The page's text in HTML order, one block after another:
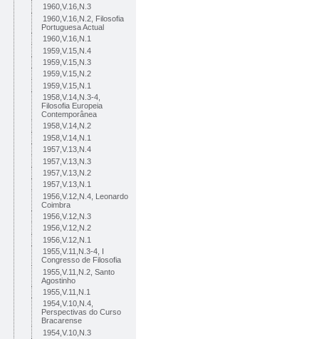
1960,V.16,N.3
1960,V.16,N.2, Filosofia
Portuguesa Actual
1960,V.16,N.1
1959,V.15,N.4
1959,V.15,N.3
1959,V.15,N.2
1959,V.15,N.1
1958,V.14,N.3-4,
Filosofia Europeia
Contemporânea
1958,V.14,N.2
1958,V.14,N.1
1957,V.13,N.4
1957,V.13,N.3
1957,V.13,N.2
1957,V.13,N.1
1956,V.12,N.4, Leonardo
Coimbra
1956,V.12,N.3
1956,V.12,N.2
1956,V.12,N.1
1955,V.11,N.3-4, I
Congresso de Filosofia
1955,V.11,N.2, Santo
Agostinho
1955,V.11,N.1
1954,V.10,N.4,
Perspectivas do Curso
Bracarense
1954,V.10,N.3